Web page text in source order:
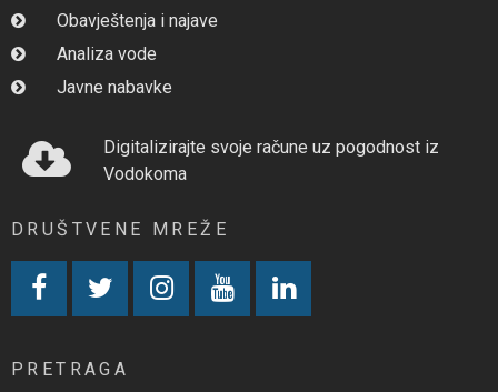
Obavještenja i najave
Analiza vode
Javne nabavke
Digitalizirajte svoje račune uz pogodnost iz
Vodokoma
DRUŠTVENE MREŽE
PRETRAGA